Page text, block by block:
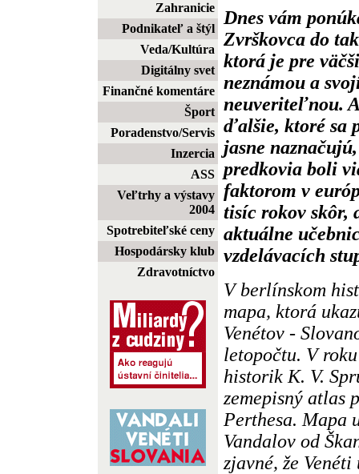
Zahranicie
Podnikateľ a štýl
Veda/Kultúra
Digitálny svet
Finančné komentáre
Šport
Poradenstvo/Servis
Inzercia
ASS
Veľtrhy a výstavy
2004
Spotrebiteľské ceny
Hospodársky klub
Zdravotníctvo
Dnes vám
Zvrškovca do
ktorá je pre
neznámou a
neuveriteľnou.
ďalšie, ktoré sa
jasne
predkovia boli
faktorom v
tisíc rokov skôr,
aktuálne
vzdelávacích
V berlínskom
mapa, ktorá
Venétov -
letopočtu. V
historik K. V.
zemepisný atlas
Perthesa. Mapa
Vandalov od
zjavné, že